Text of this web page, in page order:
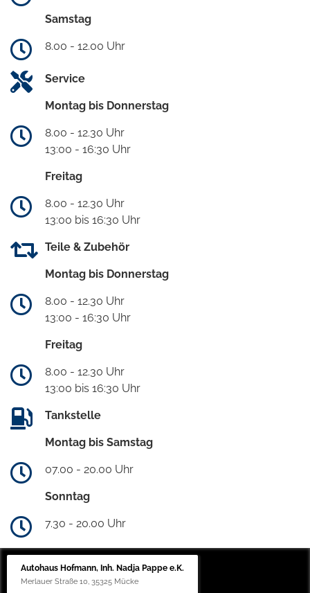
Samstag
8.00 - 12.00 Uhr
Service
Montag bis Donnerstag
8.00 - 12.30 Uhr
13:00 - 16:30 Uhr
Freitag
8.00 - 12.30 Uhr
13:00 bis 16:30 Uhr
Teile & Zubehör
Montag bis Donnerstag
8.00 - 12.30 Uhr
13:00 - 16:30 Uhr
Freitag
8.00 - 12.30 Uhr
13:00 bis 16:30 Uhr
Tankstelle
Montag bis Samstag
07.00 - 20.00 Uhr
Sonntag
7.30 - 20.00 Uhr
Autohaus Hofmann, Inh. Nadja Pappe e.K.
Merlauer Straße 10, 35325 Mücke